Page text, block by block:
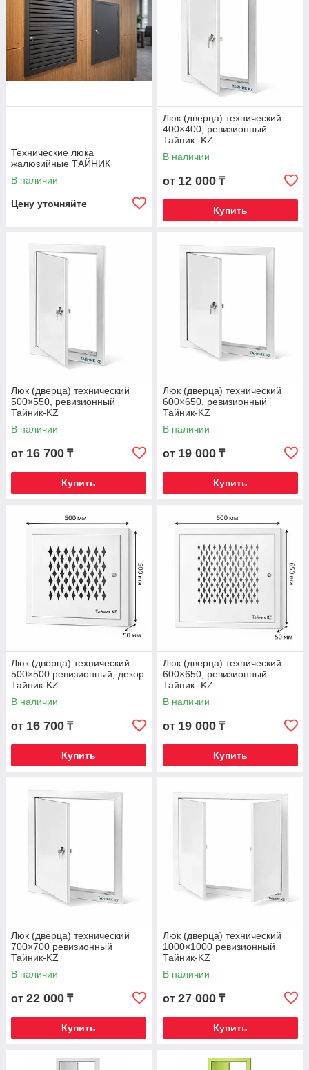
Технические люка
жалюзийные ТАЙНИК
В наличии
Цену уточняйте
Люк (дверца) технический
400×400, ревизионный
Тайник -KZ
В наличии
от 12 000 ₸
Купить
Люк (дверца) технический
500×550, ревизионный
Тайник-KZ
В наличии
от 16 700 ₸
Купить
Люк (дверца) технический
600×650, ревизионный
Тайник-KZ
В наличии
от 19 000 ₸
Купить
Люк (дверца) технический
500×500 ревизионный, декор
Тайник-KZ
В наличии
от 16 700 ₸
Купить
Люк (дверца) технический
600×650, ревизионный
Тайник -KZ
В наличии
от 19 000 ₸
Купить
Люк (дверца) технический
700×700 ревизионный
Тайник-KZ
В наличии
от 22 000 ₸
Купить
Люк (дверца) технический
1000×1000 ревизионный
Тайник-KZ
В наличии
от 27 000 ₸
Купить